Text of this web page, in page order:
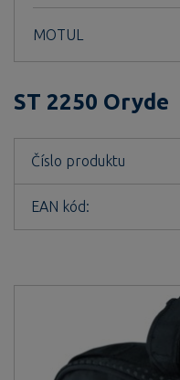
MOTUL
ST 2250 Oryde
Číslo produktu
EAN kód: